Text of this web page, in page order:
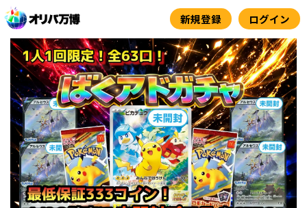
容
新規登録 ログイン